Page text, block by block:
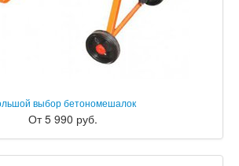
выбор бетономешалок
От 5 990 руб.